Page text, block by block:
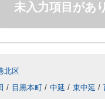
未入力項目があ
北区
/ 目黒本町 / 中延 / 東中延 /